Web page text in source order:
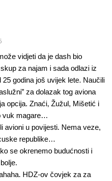
vidjeti da je dash bio
za najam i sada odlazi iz
godina još uvijek lete. Naučili
za dolazak tog aviona
opcija. Znaći, Žužul, Mišetić i
vuk magare…
avioni u povijesti. Nema veze,
republike…
se okrenemo budućnosti i
HDZ-ov čovjek za za